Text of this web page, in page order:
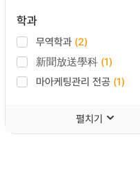
학과
무역학과 (2)
新聞放送學科 (1)
마아케팅관리 전공 (1)
펼치기